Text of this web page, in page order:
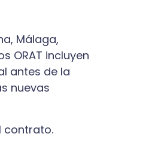
Málaga,
ORAT incluyen
antes de la
nuevas
contrato.